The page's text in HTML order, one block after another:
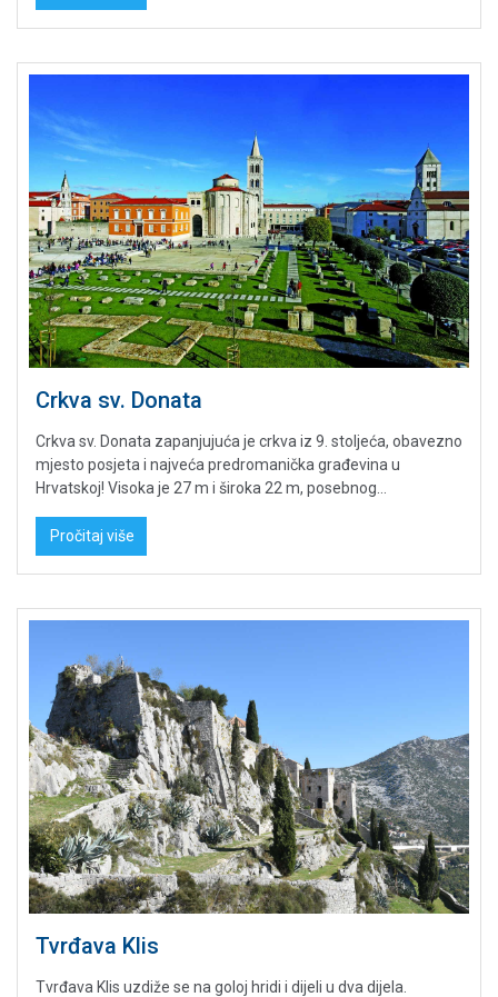
Crkva sv. Donata
Crkva sv. Donata zapanjujuća je crkva iz 9. stoljeća, obavezno
mjesto posjeta i najveća predromanička građevina u
Hrvatskoj! Visoka je 27 m i široka 22 m, posebnog...
Pročitaj više
Tvrđava Klis
Tvrđava Klis uzdiže se na goloj hridi i dijeli u dva dijela.